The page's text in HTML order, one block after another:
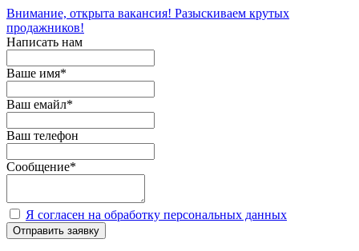
Внимание, открыта вакансия! Разыскиваем крутых
продажников!
Написать нам
Ваше имя*
Ваш емайл*
Ваш телефон
Сообщение*
Я согласен на обработку персональных данных
Отправить заявку